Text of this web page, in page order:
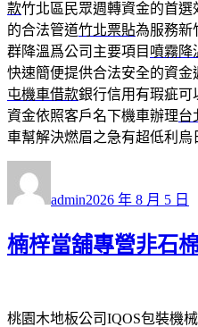
款竹北區民眾週轉資金的首
的合法管道竹北票貼為服務新
群降溫爲公司主要項目 噴霧降
快速簡便提供合法安全的資金
屯機車借款銀行信用有瑕疵可
資金依照客戶名下機車辦理台
車幫解決燃眉之急有超低利烏
者
admin佈
期:
2026 年 8 月 5 日
楠梓當舖專營非石
桃園木地板公司IQOS包裝機